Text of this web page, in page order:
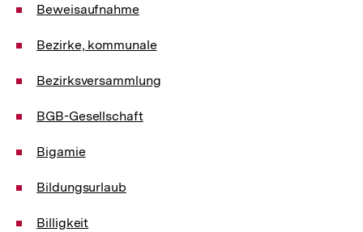
Beweisaufnahme
Bezirke, kommunale
Bezirksversammlung
BGB-Gesellschaft
Bigamie
Bildungsurlaub
Billigkeit